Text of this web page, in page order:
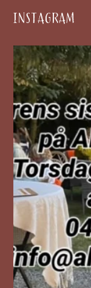
INSTAGRAM